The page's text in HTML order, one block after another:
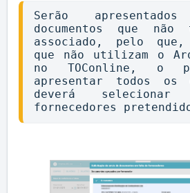
Serão
documentos que não
associado, pelo que,
que não utilizam o
no TOConline, o
apresentar todos os
deverá selecionar
fornecedores